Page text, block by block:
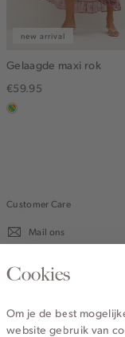
new arrival
Gelaagde maxi rok
€59.95
meerkleurig
Customer Care
Mail ons
020 - 3412 670
Cookies
Om je de best
website gebruik van